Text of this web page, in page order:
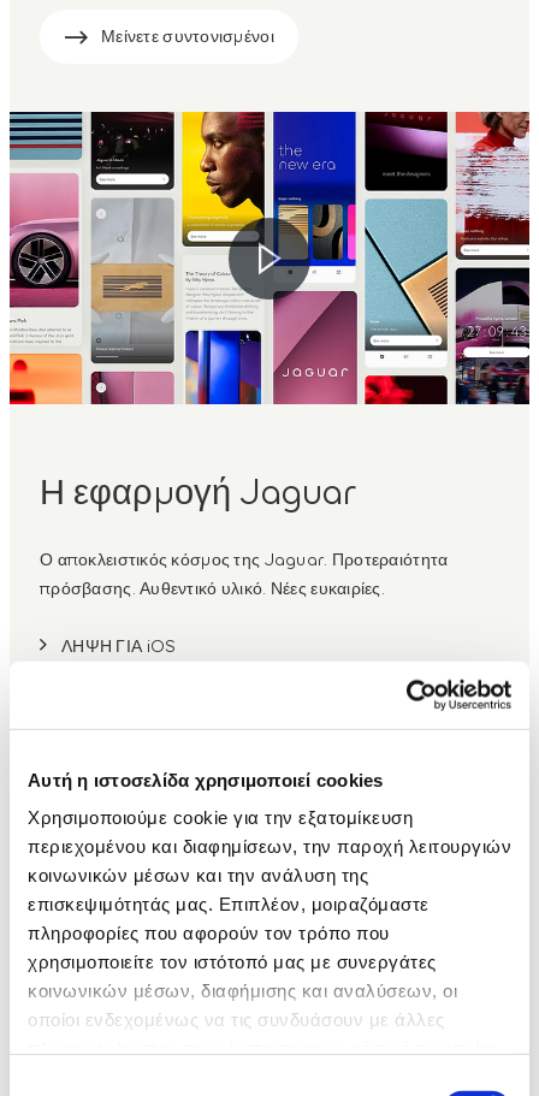
Αυτή η ιστοσελίδα χρησιμοποιεί cookies
Χρησιμοποιούμε cookie για την εξατομίκευση
περιεχομένου και διαφημίσεων, την παροχή λειτουργιών
κοινωνικών μέσων και την ανάλυση της
επισκεψιμότητάς μας. Επιπλέον, μοιραζόμαστε
πληροφορίες που αφορούν τον τρόπο που
χρησιμοποιείτε τον ιστότοπό μας με συνεργάτες
κοινωνικών μέσων, διαφήμισης και αναλύσεων, οι
οποίοι ενδεχομένως να τις συνδυάσουν με άλλες
Μείνετε συντονισμένοι
Η εφαρμογή Jaguar
Ο αποκλειστικός κόσμος της Jaguar. Προτεραιότητα
πρόσβασης. Αυθεντικό υλικό. Νέες ευκαιρίες.
ΛΗΨΗ ΓΙΑ iOS